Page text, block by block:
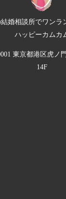
婚相談所でワンラ
ハッピーカムカ
東京都港区虎ノ
14F